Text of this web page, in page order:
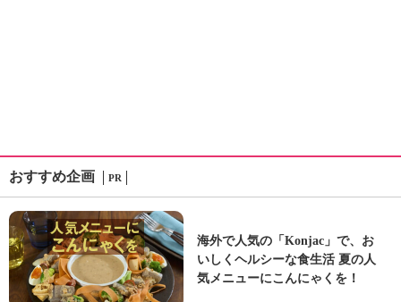
おすすめ企画 PR
海外で人気の「Konjac」で、お
いしくヘルシーな食生活 夏の人
気メニューにこんにゃくを！